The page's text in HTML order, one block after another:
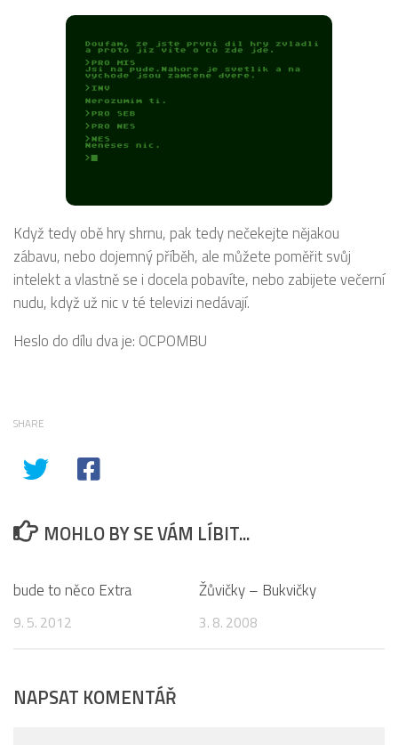
Když tedy obě hry shrnu, pak tedy nečekejte nějakou
zábavu, nebo dojemný příběh, ale můžete poměřit svůj
intelekt a vlastně se i docela pobavíte, nebo zabijete večerní
nudu, když už nic v té televizi nedávají.
Heslo do dílu dva je: OCPOMBU
SHARE
MOHLO BY SE VÁM LÍBIT...
bude to něco Extra
9. 5. 2012
Žůvičky – Bukvičky
3. 8. 2008
NAPSAT KOMENTÁŘ